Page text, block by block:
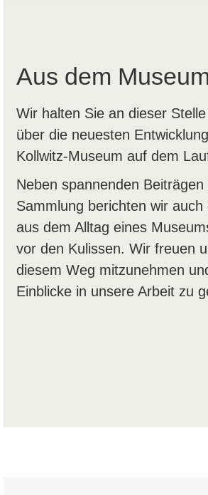
Aus dem
Wir halten Sie an dieser
über die neuesten
Kollwitz-Museum auf dem
Neben spannenden
Sammlung berichten wir auch
aus dem Alltag eines
vor den Kulissen. Wir freuen
diesem Weg mitzunehmen
Einblicke in unsere Arbeit zu